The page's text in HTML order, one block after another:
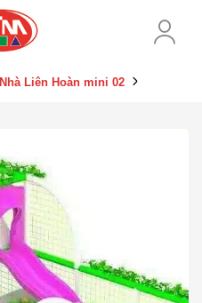
Nhà Liên Hoàn mini 02